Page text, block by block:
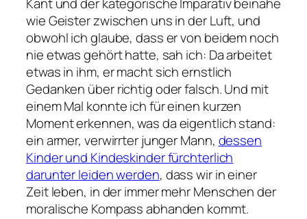
wie Geister zwischen uns in der Luft, und
obwohl ich glaube, dass er von beidem noch
nie etwas gehört hatte, sah ich: Da arbeitet
etwas in ihm, er macht sich ernstlich
Gedanken über richtig oder falsch. Und mit
einem Mal konnte ich für einen kurzen
Moment erkennen, was da eigentlich stand:
ein armer, verwirrter junger Mann, dessen
Kinder und Kindeskinder fürchterlich
darunter leiden werden, dass wir in einer
Zeit leben, in der immer mehr Menschen der
moralische Kompass abhanden kommt.